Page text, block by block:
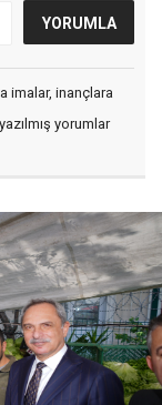
imalar, inançlara
yorumlar